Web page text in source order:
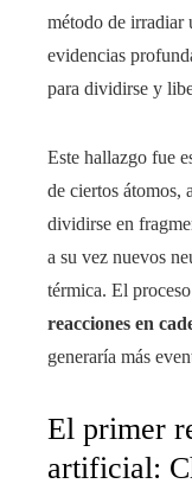
método de irradiar
evidencias
para dividirse y
Este hallazgo fue
de ciertos átomos,
dividirse en
a su vez nuevos
térmica. El
reacciones en
generaría más
El primer
artificial: